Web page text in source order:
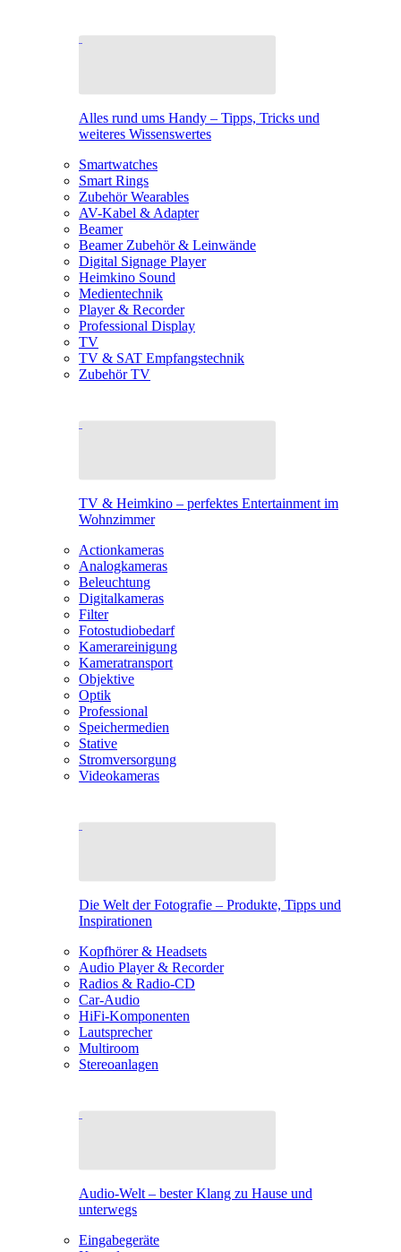
Alles rund ums Handy – Tipps, Tricks und
weiteres Wissenswertes
Smartwatches
Smart Rings
Zubehör Wearables
AV-Kabel & Adapter
Beamer
Beamer Zubehör & Leinwände
Digital Signage Player
Heimkino Sound
Medientechnik
Player & Recorder
Professional Display
TV
TV & SAT Empfangstechnik
Zubehör TV
TV & Heimkino – perfektes Entertainment im
Wohnzimmer
Actionkameras
Analogkameras
Beleuchtung
Digitalkameras
Filter
Fotostudiobedarf
Kamerareinigung
Kameratransport
Objektive
Optik
Professional
Speichermedien
Stative
Stromversorgung
Videokameras
Die Welt der Fotografie – Produkte, Tipps und
Inspirationen
Kopfhörer & Headsets
Audio Player & Recorder
Radios & Radio-CD
Car-Audio
HiFi-Komponenten
Lautsprecher
Multiroom
Stereoanlagen
Audio-Welt – bester Klang zu Hause und
unterwegs
Eingabegeräte